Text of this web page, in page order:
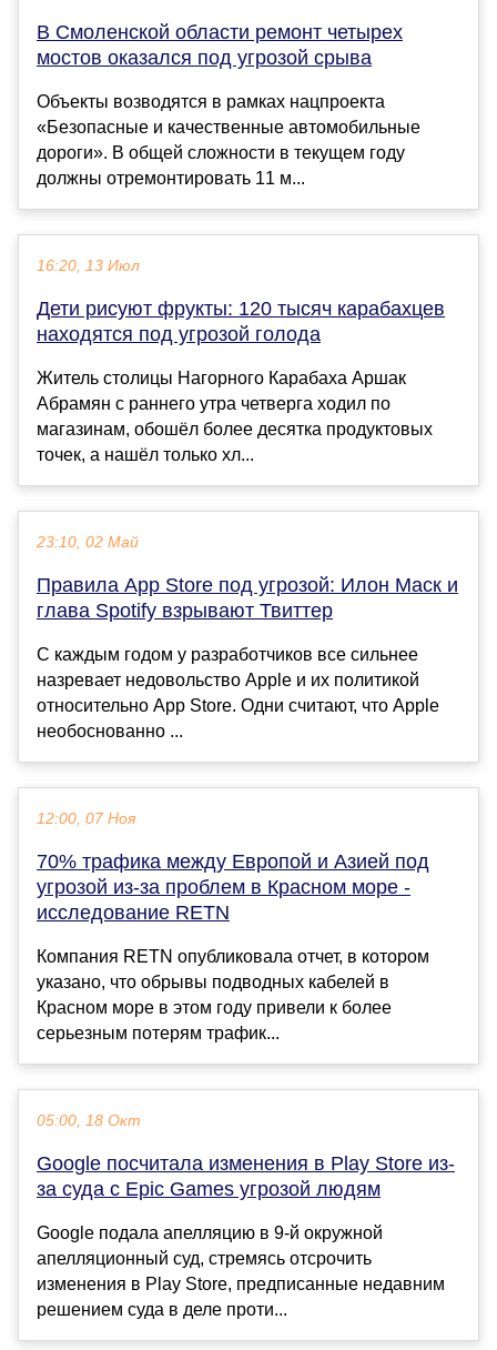
В Смоленской области ремонт четырех
мостов оказался под угрозой срыва
Объекты возводятся в рамках нацпроекта
«Безопасные и качественные автомобильные
дороги». В общей сложности в текущем году
должны отремонтировать 11 м...
16:20, 13 Июл
Дети рисуют фрукты: 120 тысяч карабахцев
находятся под угрозой голода
Житель столицы Нагорного Карабаха Аршак
Абрамян с раннего утра четверга ходил по
магазинам, обошëл более десятка продуктовых
точек, а нашëл только хл...
23:10, 02 Май
Правила App Store под угрозой: Илон Маск и
глава Spotify взрывают Твиттер
С каждым годом у разработчиков все сильнее
назревает недовольство Apple и их политикой
относительно App Store. Одни считают, что Apple
необоснованно ...
12:00, 07 Ноя
70% трафика между Европой и Азией под
угрозой из-за проблем в Красном море -
исследование RETN
Компания RETN опубликовала отчет, в котором
указано, что обрывы подводных кабелей в
Красном море в этом году привели к более
серьезным потерям трафик...
05:00, 18 Окт
Google посчитала изменения в Play Store из-
за суда с Epic Games угрозой людям
Google подала апелляцию в 9-й окружной
апелляционный суд, стремясь отсрочить
изменения в Play Store, предписанные недавним
решением суда в деле проти...